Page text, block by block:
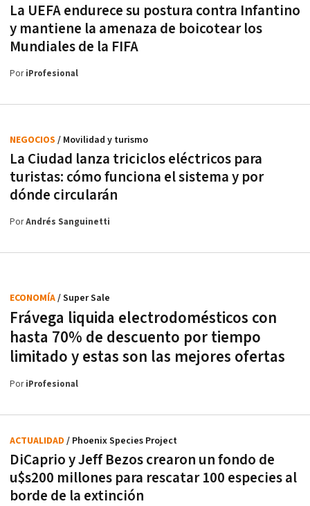
La UEFA endurece su postura contra Infantino
y mantiene la amenaza de boicotear los
Mundiales de la FIFA
PoriProfesional
La Ciudad lanza triciclos eléctricos para
turistas: cómo funciona el sistema y por
dónde circularán
NEGOCIOS / Movilidad y turismo
PorAndrés Sanguinetti
Frávega liquida electrodomésticos con
hasta 70% de descuento por tiempo
limitado y estas son las mejores ofertas
ECONOMÍA/ Super Sale
PoriProfesional
DiCaprio y Jeff Bezos crearon un fondo de
u$s200 millones para rescatar 100 especies al
borde de la extinción
ACTUALIDAD / Phoenix Species Project